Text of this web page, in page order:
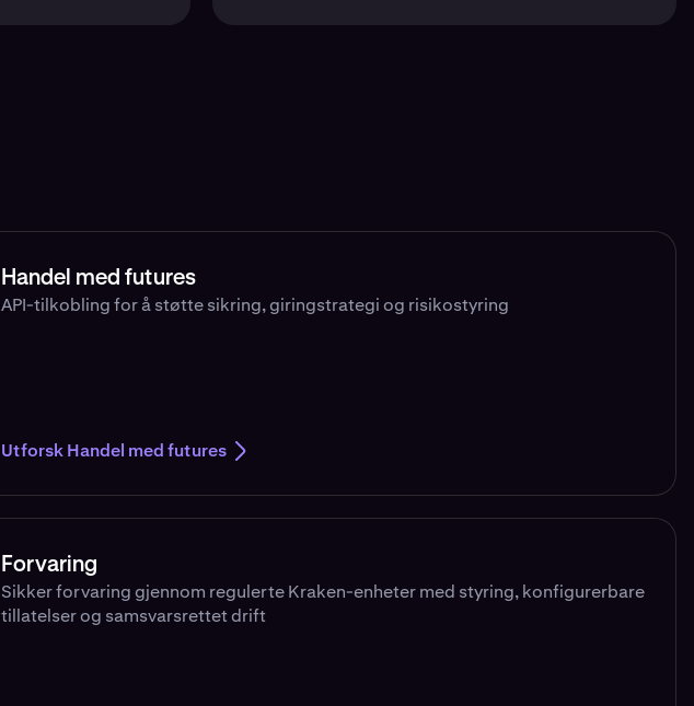
Handel med futures
API-tilkobling for å støtte sikring, giringstrategi og risikostyring
Utforsk Handel med futures
Forvaring
Sikker forvaring gjennom regulerte Kraken-enheter med styring, konfigurerbare
tillatelser og samsvarsrettet drift